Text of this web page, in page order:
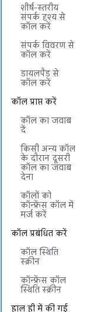
शीर्ष-स्तरीय
संपर्क दृश्य से
कॉल करें
संपर्क विवरण से
कॉल करें
डायलपैड से
कॉल करें
कॉल प्राप्त करें
कॉल का जवाब
दें
किसी अन्य कॉल
के दौरान दूसरी
कॉल का जवाब
देना
कॉलों को
कॉन्फ्रेंस कॉल में
मर्ज करें
कॉल प्रबंधित करें
कॉल स्थिति
स्क्रीन
कॉन्फ्रेंस कॉल
स्थिति स्क्रीन
हाल ही में की गई